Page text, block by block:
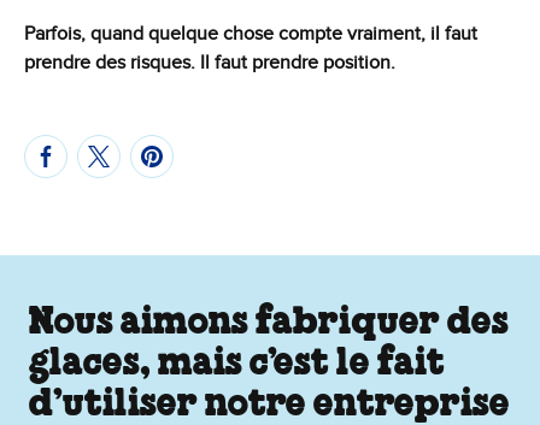
Parfois, quand quelque chose compte vraiment, il faut
prendre des risques. Il faut prendre position.
Nous aimons fabriquer des
glaces, mais c’est le fait
d’utiliser notre entreprise